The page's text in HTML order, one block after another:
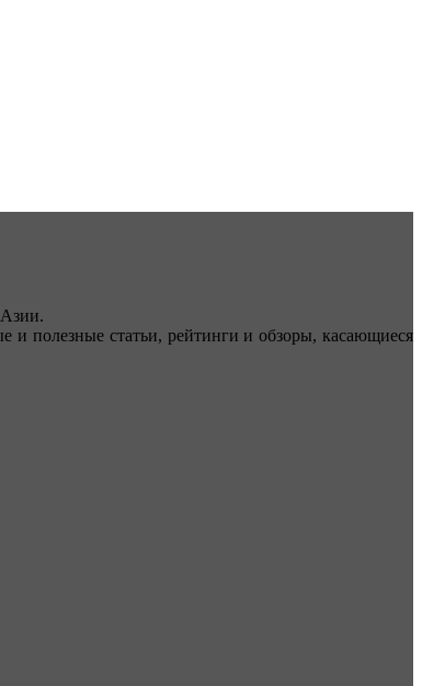
полезные статьи, рейтинги и обзоры, касающиеся